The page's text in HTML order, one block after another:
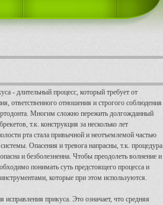
- длительный процесс, который требует от
ответственного отношения и строгого соблюдения
Многим сложно пережить долгожданный
т.к. конструкция за несколько лет
рта стала привычной и неотъемлемой частью
Опасения и тревога напрасны, т.к. процедура
и безболезненна. Чтобы преодолеть волнение и
понимать суть предстоящего процесса и
которые при этом используются.
прикуса. Это означает, что средняя